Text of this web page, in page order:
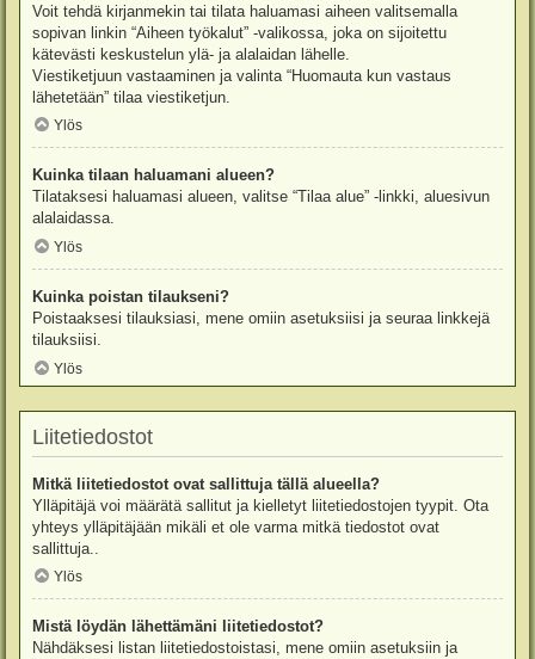
Voit tehdä kirjanmekin tai tilata haluamasi aiheen valitsemalla
sopivan linkin “Aiheen työkalut” -valikossa, joka on sijoitettu
kätevästi keskustelun ylä- ja alalaidan lähelle.
Viestiketjuun vastaaminen ja valinta “Huomauta kun vastaus
lähetetään” tilaa viestiketjun.
Ylös
Kuinka tilaan haluamani alueen?
Tilataksesi haluamasi alueen, valitse “Tilaa alue” -linkki, aluesivun
alalaidassa.
Ylös
Kuinka poistan tilaukseni?
Poistaaksesi tilauksiasi, mene omiin asetuksiisi ja seuraa linkkejä
tilauksiisi.
Ylös
Liitetiedostot
Mitkä liitetiedostot ovat sallittuja tällä alueella?
Ylläpitäjä voi määrätä sallitut ja kielletyt liitetiedostojen tyypit. Ota
yhteys ylläpitäjään mikäli et ole varma mitkä tiedostot ovat
sallittuja..
Ylös
Mistä löydän lähettämäni liitetiedostot?
Nähdäksesi listan liitetiedostoistasi, mene omiin asetuksiin ja